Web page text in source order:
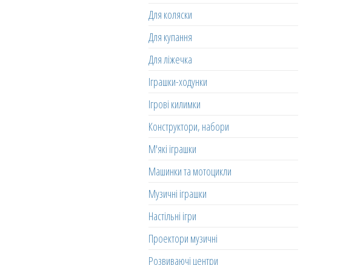
Для коляски
Для купання
Для ліжечка
Іграшки-ходунки
Ігрові килимки
Конструктори, набори
М'які іграшки
Машинки та мотоцикли
Музичні іграшки
Настільні ігри
Проектори музичні
Розвиваючі центри